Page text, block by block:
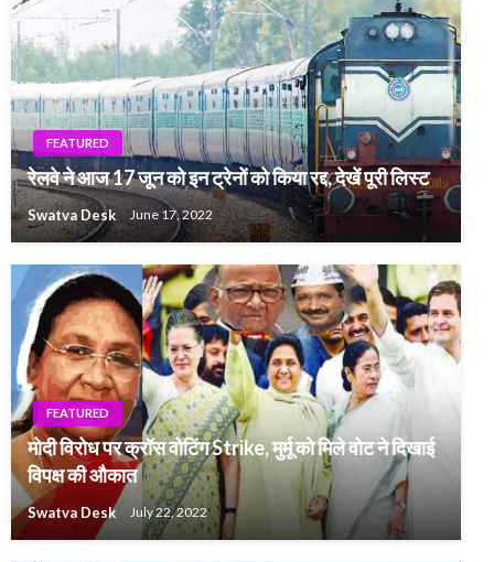
FEATURED
रेलवे ने आज 17 जून को इन ट्रेनों को किया रद्द, देखें पूरी लिस्ट
Swatva Desk June 17, 2022
FEATURED
मोदी विरोध पर क्रॉस वोटिंग Strike, मुर्मू को मिले वोट ने दिखाई
विपक्ष की औकात
Swatva Desk July 22, 2022